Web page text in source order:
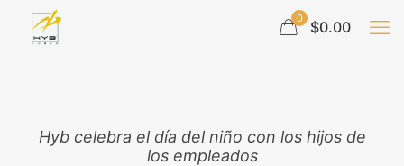
0 $0.00
Hyb celebra el día del niño con los hijos de
los empleados